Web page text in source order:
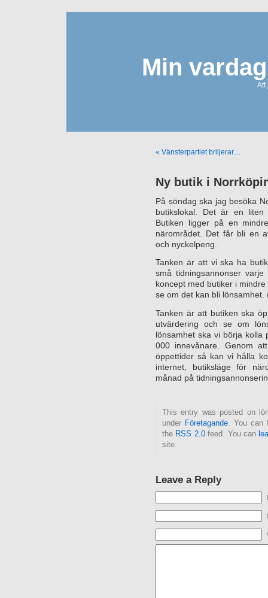
Min
Att
« Vänsterpartiet briljerar…
Ny butik i
På söndag ska jag besöka
butikslokal. Det är en
Butiken ligger på en
närområdet. Det får bli en
och nyckelpeng.
Tanken är att vi ska ha
små tidningsannonser
koncept med butiker i
se om det kan bli
Tanken är att butiken ska
utvärdering och se om
lönsamhet ska vi börja kolla
000 innevånare. Genom
öppettider så kan vi hålla
internet, butiksläge för
månad på
This entry was posted on
under Företagande . You
the RSS 2.0feed. You can
site.
Leave a Reply